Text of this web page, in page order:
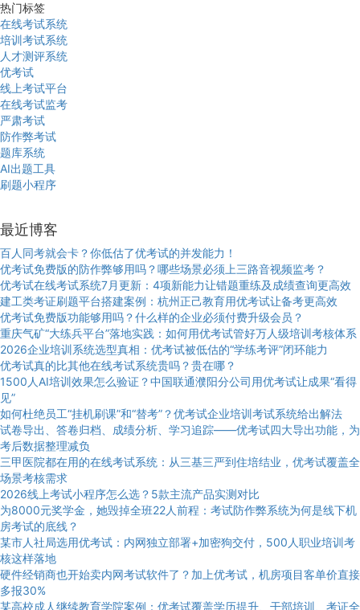
热门标签
在线考试系统
培训考试系统
人才测评系统
优考试
线上考试平台
在线考试监考
严肃考试
防作弊考试
题库系统
AI出题工具
刷题小程序
最近博客
百人同考就会卡？你低估了优考试的并发能力！
优考试免费版的防作弊够用吗？哪些场景必须上三路音视频监考？
优考试在线考试系统7月更新：4项新能力让错题重练及成绩查询更高效
建工类考证刷题平台搭建案例：杭州正己教育用优考试让备考更高效
优考试免费版功能够用吗？什么样的企业必须付费升级会员？
重庆气矿“大练兵平台”落地实践：如何用优考试管好万人级培训考核体系
2026企业培训系统选型真相：优考试被低估的“学练考评”闭环能力
优考试真的比其他在线考试系统贵吗？贵在哪？
1500人AI培训效果怎么验证？中国联通濮阳分公司用优考试让成果“看得
见”
如何杜绝员工“挂机刷课”和“替考”？优考试企业培训考试系统给出解法
试卷导出、答卷归档、成绩分析、学习追踪——优考试四大导出功能，为
考后数据整理减负
三甲医院都在用的在线考试系统：从三基三严到住培结业，优考试覆盖全
场景考核需求
2026线上考试小程序怎么选？5款主流产品实测对比
为8000元奖学金，她毁掉全班22人前程：考试防作弊系统为何是线下机
房考试的底线？
某市人社局选用优考试：内网独立部署+加密狗交付，500人职业培训考
核这样落地
硬件经销商也开始卖内网考试软件了？加上优考试，机房项目客单价直接
多报30%
某高校成人继续教育学院案例：优考试覆盖学历提升、干部培训、考证全